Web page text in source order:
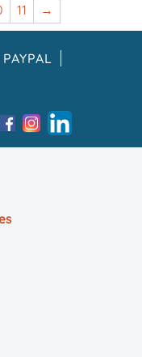
11 →
PAYPAL